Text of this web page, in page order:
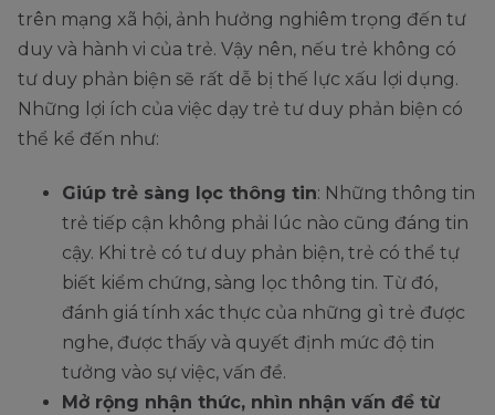
trên mạng xã hội, ảnh hưởng nghiêm trọng đến tư
duy và hành vi của trẻ. Vậy nên, nếu trẻ không có
tư duy phản biện sẽ rất dễ bị thế lực xấu lợi dụng.
Những lợi ích của việc dạy trẻ tư duy phản biện có
thể kể đến như:
Giúp trẻ sàng lọc thông tin: Những thông tin
trẻ tiếp cận không phải lúc nào cũng đáng tin
cậy. Khi trẻ có tư duy phản biện, trẻ có thể tự
biết kiểm chứng, sàng lọc thông tin. Từ đó,
đánh giá tính xác thực của những gì trẻ được
nghe, được thấy và quyết định mức độ tin
tưởng vào sự việc, vấn đề.
Mở rộng nhận thức, nhìn nhận vấn đề từ